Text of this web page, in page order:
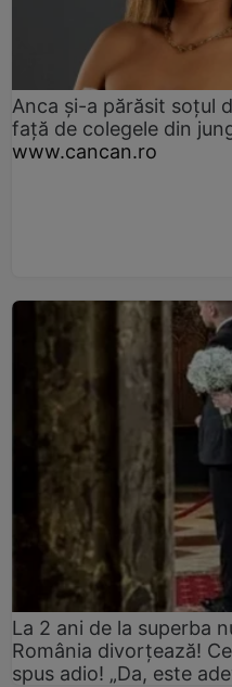
Anca și-a părăsit soțul
față de colegele din
www.cancan.ro
La 2 ani de la superba
România divorțează!
spus adio! „Da, este